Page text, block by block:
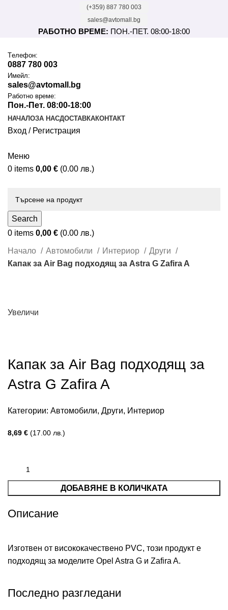
(+359) 887 780 003
sales@avtomall.bg
РАБОТНО ВРЕМЕ: ПОН.-ПЕТ. 08:00-18:00
Tелефон:
0887 780 003
Имейл:
sales@avtomall.bg
Работно време:
Пон.-Пет. 08:00-18:00
НАЧАЛОЗА НАСДОСТАВКАКОНТАКТ
Вход / Регистрация
Меню
0 items 0,00 € (0.00 лв.)
Search
0 items 0,00 € (0.00 лв.)
Начало Автомобили Интериор
Други
Капак за Air Bag подходящ за Astra G Zafira A
Увеличи
Капак за Air Bag подходящ за
Astra G Zafira A
Категории: Автомобили, Други, Интериор
8,69 € (17.00 лв.)
ДОБАВЯНЕ В КОЛИЧКАТА
Описание
Изготвен от висококачествено PVC, този продукт е
подходящ за моделите Opel Astra G и Zafira A.
Последно разгледани